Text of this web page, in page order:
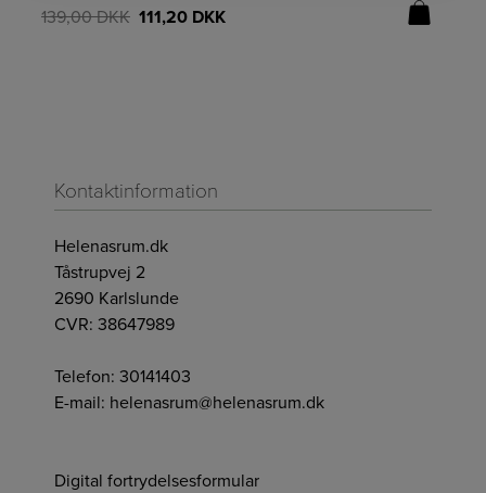
139,00DKK 111,20 DKK
Kontaktinformation
Helenasrum.dk
Tåstrupvej 2
2690 Karlslunde
CVR: 38647989
Telefon: 30141403
E-mail: helenasrum@helenasrum.dk
Digital fortrydelsesformular